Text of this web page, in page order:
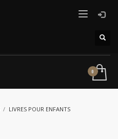
LIVRES POUR ENFANTS